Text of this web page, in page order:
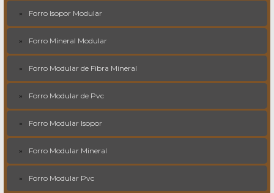
Forro Isopor Modular
Forro Mineral Modular
Forro Modular de Fibra Mineral
Forro Modular de Pvc
Forro Modular Isopor
Forro Modular Mineral
Forro Modular Pvc